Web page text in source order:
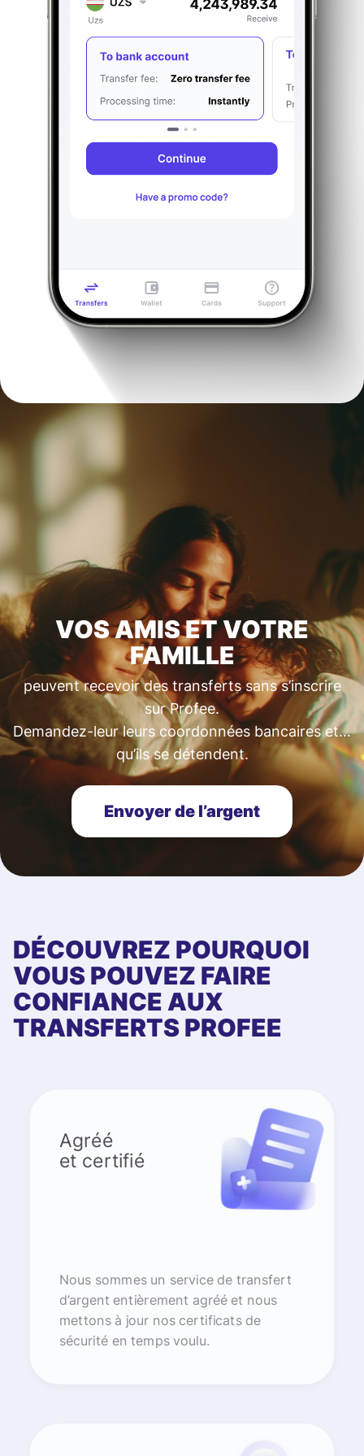
VOS AMIS ET VOTRE
FAMILLE
peuvent recevoir des transferts sans s’inscrire
sur Profee.
Demandez-leur leurs coordonnées bancaires et…
qu’ils se détendent.
Envoyer de l’argent
DÉCOUVREZ POURQUOI
VOUS POUVEZ FAIRE
CONFIANCE AUX
TRANSFERTS PROFEE
Agréé
et certifié
Nous sommes un service de transfert
d’argent entièrement agréé et nous
mettons à jour nos certificats de
sécurité en temps voulu.